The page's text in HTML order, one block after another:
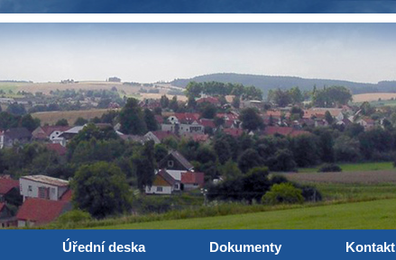
Úřední deska Dokumenty Kontakt